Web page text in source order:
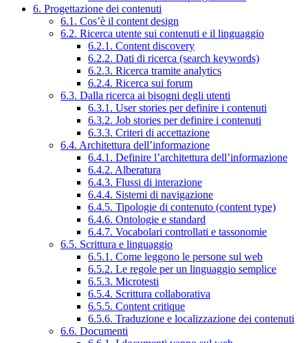
6. Progettazione dei contenuti
6.1. Cos’è il content design
6.2. Ricerca utente sui contenuti e il linguaggio
6.2.1. Content discovery
6.2.2. Dati di ricerca (search keywords)
6.2.3. Ricerca tramite analytics
6.2.4. Ricerca sui forum
6.3. Dalla ricerca ai bisogni degli utenti
6.3.1. User stories per definire i contenuti
6.3.2. Job stories per definire i contenuti
6.3.3. Criteri di accettazione
6.4. Architettura dell’informazione
6.4.1. Definire l’architettura dell’informazione
6.4.2. Alberatura
6.4.3. Flussi di interazione
6.4.4. Sistemi di navigazione
6.4.5. Tipologie di contenuto (content type)
6.4.6. Ontologie e standard
6.4.7. Vocabolari controllati e tassonomie
6.5. Scrittura e linguaggio
6.5.1. Come leggono le persone sul web
6.5.2. Le regole per un linguaggio semplice
6.5.3. Microtesti
6.5.4. Scrittura collaborativa
6.5.5. Content critique
6.5.6. Traduzione e localizzazione dei contenuti
6.6. Documenti